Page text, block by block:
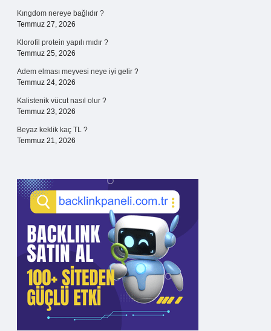
Kıngdom nereye bağlıdır ?
Temmuz 27, 2026
Klorofil protein yapılı mıdır ?
Temmuz 25, 2026
Adem elması meyvesi neye iyi gelir ?
Temmuz 24, 2026
Kalistenik vücut nasıl olur ?
Temmuz 23, 2026
Beyaz keklik kaç TL ?
Temmuz 21, 2026